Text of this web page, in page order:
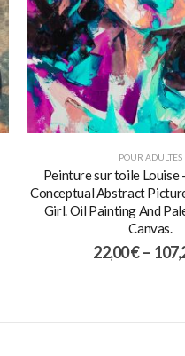
POUR ADULTES
Peinture sur toile Louise
Conceptual Abstract
Girl. Oil Painting And
Canvas.
22,00€ –